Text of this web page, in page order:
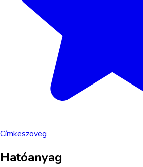
Címkeszöveg
Hatóanyag